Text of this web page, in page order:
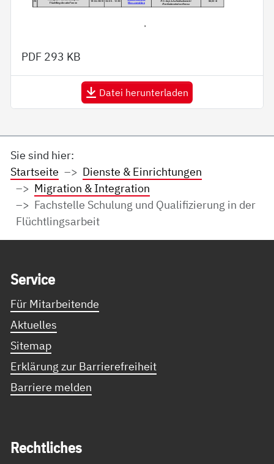
PDF 293 KB
Datei herunterladen
Sie sind hier:
Startseite
Dienste & Einrichtungen
Migration & Integration
Fachstelle Schulung und Qualifizierung in der
Flüchtlingsarbeit
Ser­vice
Für Mitarbeitende
Aktuelles
Sitemap
Erklärung zur Barrierefreiheit
Barriere melden
Recht­li­ches